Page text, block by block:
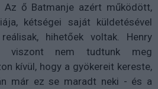
Az ő Batmanje azért működött,
kétségei saját küldetésével
hihetőek voltak. Henry
viszont nem tudtunk meg
kívül, hogy a gyökereit kereste,
már ez se maradt neki - és a